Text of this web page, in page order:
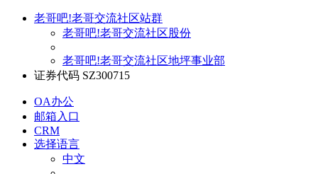
老哥吧!老哥交流社区站群
老哥吧!老哥交流社区股份
老哥吧!老哥交流社区地坪事业部
证券代码 SZ300715
OA办公
邮箱入口
CRM
选择语言
中文